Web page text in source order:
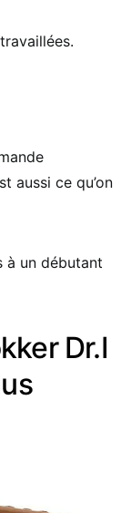
aussi ce qu’on
à un débutant
Dr.I